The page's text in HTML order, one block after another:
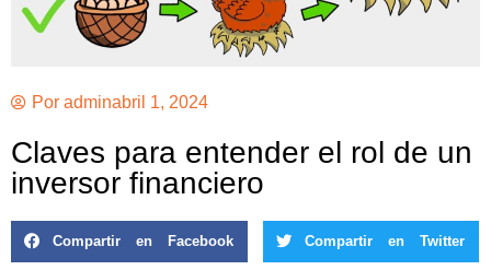
Por adminabril 1, 2024
Claves para entender el rol de un
inversor financiero
Compartir en Facebook Compartir en Twitter